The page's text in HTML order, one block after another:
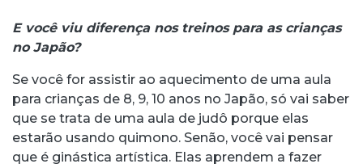
E você viu diferença nos treinos para as crianças
no Japão?
Se você for assistir ao aquecimento de uma aula
para crianças de 8, 9, 10 anos no Japão, só vai saber
que se trata de uma aula de judô porque elas
estarão usando quimono. Senão, você vai pensar
que é ginástica artística. Elas aprendem a fazer